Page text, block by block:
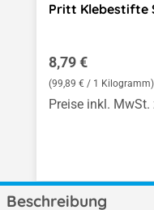
Pritt Klebestifte
Regulärer Preis:
8,79 €
(99,89 € / 1 Kilogramm)
Preise inkl.
Beschreibung